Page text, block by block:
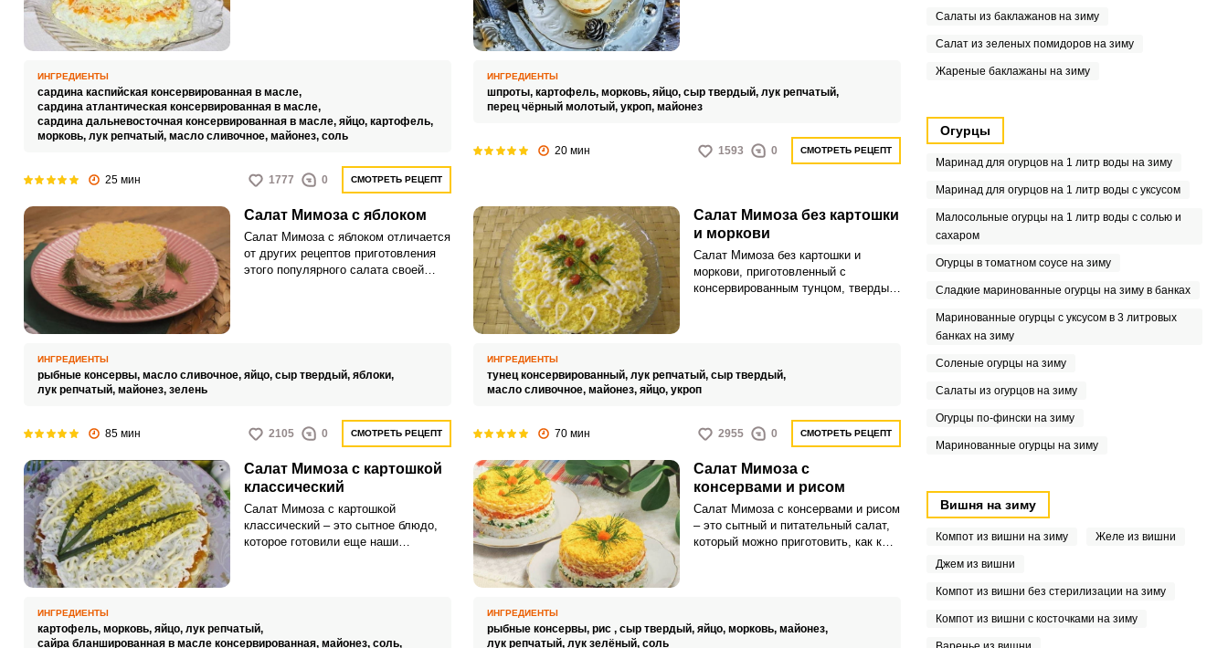
ИНГРЕДИЕНТЫ
сардина каспийская консервированная в масле,
сардина атлантическая консервированная в масле,
сардина дальневосточная консервированная в масле, яйцо, картофель,
морковь, лук репчатый, масло сливочное, майонез, соль
25 мин 1777 0 СМОТРЕТЬ РЕЦЕПТ
тарелок в мгновение ока –
проверено!
ИНГРЕДИЕНТЫ
шпроты, картофель, морковь, яйцо, сыр твердый, лук репчатый,
перец чёрный молотый, укроп, майонез
20 мин 1593 0 СМОТРЕТЬ РЕЦЕПТ
Салат Мимоза с яблоком
Салат Мимоза с яблоком отличается
от других рецептов приготовления
этого популярного салата своей
ИНГРЕДИЕНТЫ
рыбные консервы, масло сливочное, яйцо, сыр твердый, яблоки,
лук репчатый, майонез, зелень
85 мин 2105 0 СМОТРЕТЬ РЕЦЕПТ
Салат Мимоза без картошки
и моркови
Салат Мимоза без картошки и
моркови, приготовленный с
консервированным тунцом, твердым
кушанье к праздничному столу и
ваши гости будут просить
ИНГРЕДИЕНТЫ
тунец консервированный, лук репчатый, сыр твердый,
масло сливочное, майонез, яйцо, укроп
70 мин 2955 0 СМОТРЕТЬ РЕЦЕПТ
Салат Мимоза с картошкой
классический
Салат Мимоза с картошкой
классический – это сытное блюдо,
которое готовили еще наши
менее, закуска поражает своими
вкусовыми характеристиками.
ИНГРЕДИЕНТЫ
картофель, морковь, яйцо, лук репчатый,
сайра бланшированная в масле консервированная, майонез, соль,
Салат Мимоза с
консервами и рисом
Салат Мимоза с консервами и рисом
– это сытный и питательный салат,
который можно приготовить, как к
консервированную рыбу, которая
ИНГРЕДИЕНТЫ
рыбные консервы, рис , сыр твердый, яйцо, морковь, майонез,
лук репчатый, лук зелёный, соль
Салаты из баклажанов на зиму
Салат из зеленых помидоров на зиму
Жареные баклажаны на зиму
Огурцы
Маринад для огурцов на 1 литр воды на зиму
Маринад для огурцов на 1 литр воды с уксусом
Малосольные огурцы на 1 литр воды с солью и
сахаром
Огурцы в томатном соусе на зиму
Сладкие маринованные огурцы на зиму в банках
Маринованные огурцы с уксусом в 3 литровых
банках на зиму
Соленые огурцы на зиму
Салаты из огурцов на зиму
Огурцы по-фински на зиму
Маринованные огурцы на зиму
Вишня на зиму
Компот из вишни на зиму Желе из вишни
Джем из вишни
Компот из вишни без стерилизации на зиму
Компот из вишни с косточками на зиму